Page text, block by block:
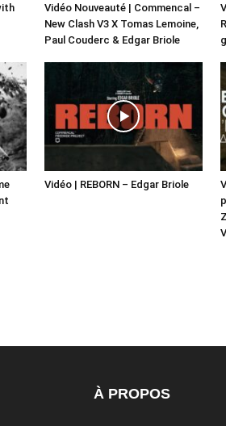
Vidéo Nouveauté | Commencal –
New Clash V3 X Tomas Lemoine,
Paul Couderc & Edgar Briole
Vidéo | REBORN – Edgar Briole
À PROPOS